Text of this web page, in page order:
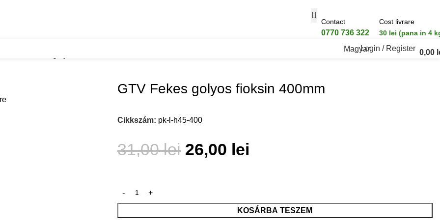
Contact
0770 736 322
Cost livrare
30 lei (pana in 4
MagyarLogin / Register 0,00
GTV Fekes golyos fioksin 400mm
Cikkszám: pk-l-h45-400
31,00lei 26,00 lei
KOSÁRBA TESZEM